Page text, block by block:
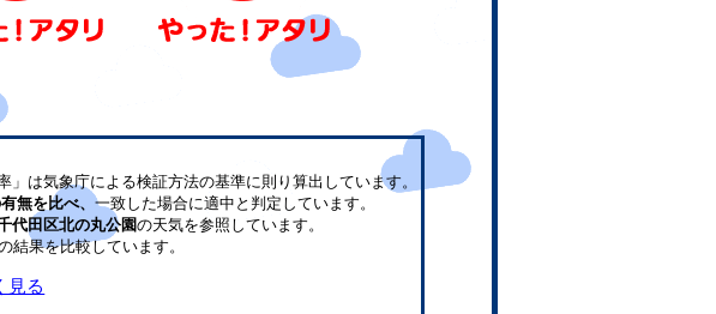
」は気象庁による検証方法の基準に則り算出しています。
無を比べ、 一致した場合に適中と判定しています。
代田区北の丸公園の天気を参照しています。
結果を比較しています。
見る